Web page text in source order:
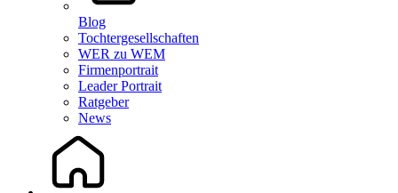
Blog
Tochtergesellschaften
WER zu WEM
Firmenportrait
Leader Portrait
Ratgeber
News